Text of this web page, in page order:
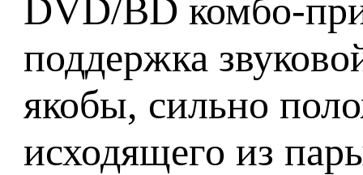
DVD/BD комбо-
поддержка
якобы, сильно
исходящего из